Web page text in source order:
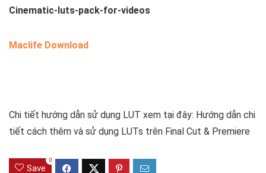
Cinematic-luts-pack-for-videos
Maclife Download
Chi tiết hướng dẫn sử dụng LUT xem tại đây: Hướng dẫn chi
tiết cách thêm và sử dụng LUTs trên Final Cut & Premiere
Save
0